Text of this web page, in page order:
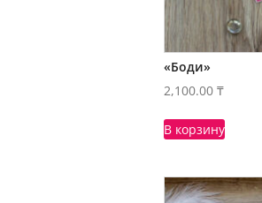
«Боди»
2,100.00 ₸
В корзину